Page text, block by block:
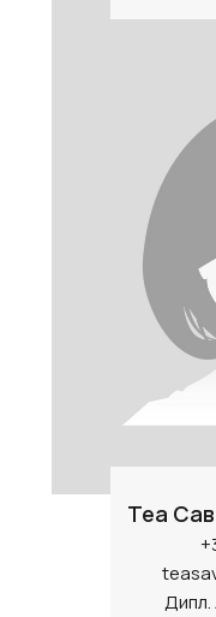
Теа
Дипл.